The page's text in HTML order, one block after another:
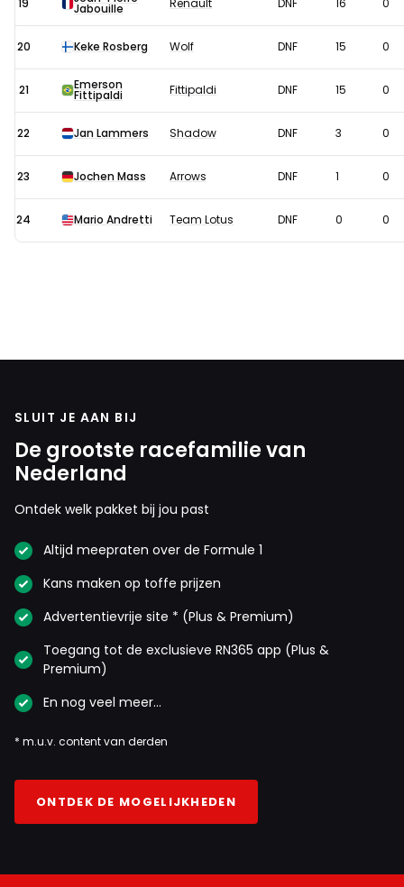
19 Jabouille Renault DNF 16 0
20 Keke Rosberg Wolf DNF 15 0
21 Emerson
Fittipaldi Fittipaldi DNF 15 0
22 Jan Lammers Shadow DNF 3 0
23 Jochen Mass Arrows DNF 1 0
24 Mario Andretti Team Lotus DNF 0 0
SLUIT JE AAN BIJ
De grootste racefamilie van
Nederland
Ontdek welk pakket bij jou past
Altijd meepraten over de Formule 1
Kans maken op toffe prijzen
Advertentievrije site * (Plus & Premium)
Toegang tot de exclusieve RN365 app (Plus &
Premium)
En nog veel meer…
* m.u.v. content van derden
ONTDEK DE MOGELIJKHEDEN